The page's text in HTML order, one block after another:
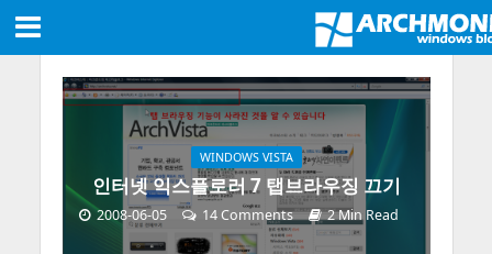
WINDOWS VISTA
인터넷 익스플로러 7 탭브라우징 끄기
2008-06-05 14 Comments 2 Min Read